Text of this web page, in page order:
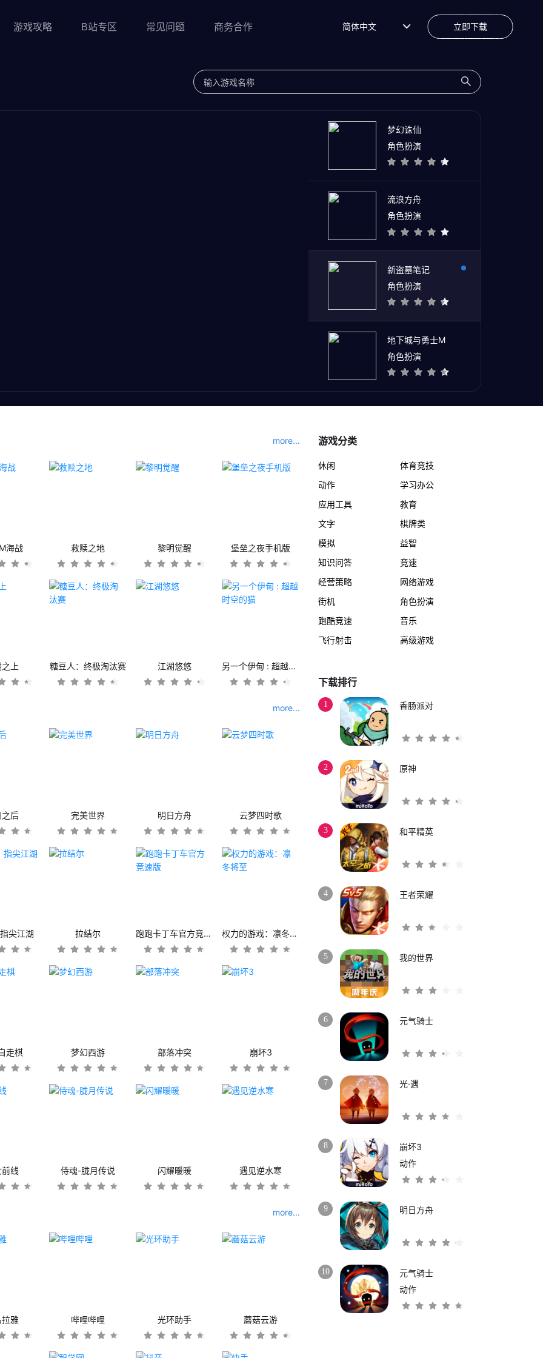
游戏攻略 B站专区 常见问题 商务合作 简体中文 立即下载
梦幻诛仙
角色扮演
流浪方舟
角色扮演
新盗墓笔记
角色扮演
地下城与勇士M
角色扮演
more...
海战 救赎之地 黎明觉醒 堡垒之夜手机版
上 糖豆人：终极淘汰赛 江湖悠悠 另一个伊甸 : 超越时空的猫
more...
后 完美世界 明日方舟 云梦四时歌
尖江湖 拉结尔 跑跑卡丁车官方竞速版 权力的游戏：凛冬将至
走棋 梦幻西游 部落冲突 崩坏3
线 侍魂-胧月传说 闪耀暖暖 遇见逆水寒
more...
雅 哔哩哔哩 光环助手 蘑菇云游
游戏分类
休闲
体育竞技
动作
学习办公
应用工具
教育
文字
棋牌类
模拟
益智
知识问答
竞速
经营策略
网络游戏
街机
角色扮演
跑酷竞速
音乐
飞行射击
高级游戏
下载排行
1 香肠派对
2 原神
3 和平精英
4 王者荣耀
5 我的世界
6 元气骑士
7 光·遇
8
崩坏3
动作
9 明日方舟
10
元气骑士
动作